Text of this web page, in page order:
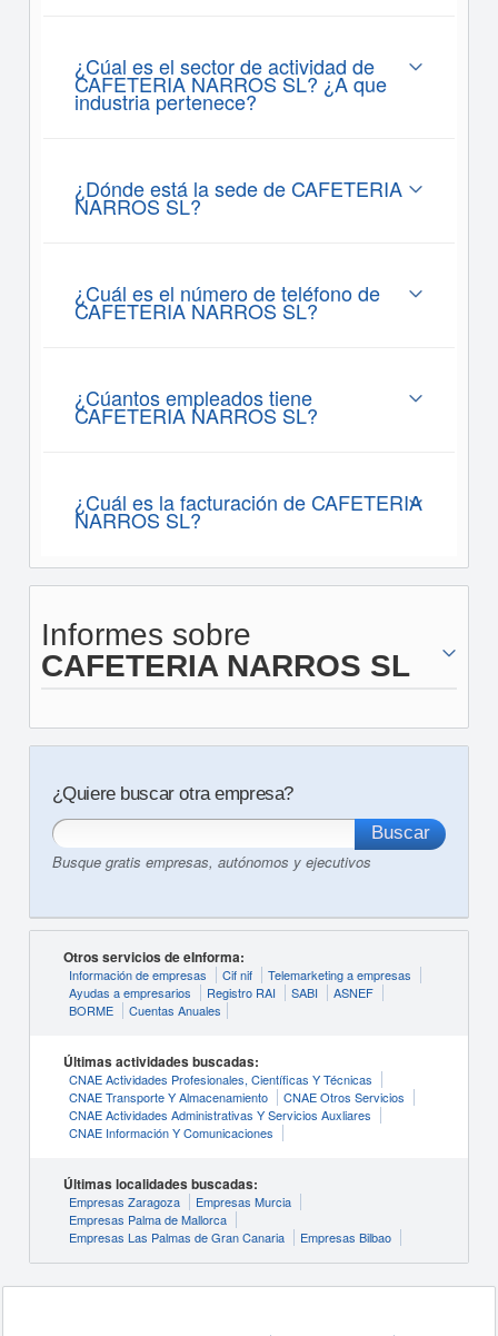
¿Cúal es el sector de actividad de
CAFETERIA NARROS SL? ¿A que
industria pertenece?
¿Dónde está la sede de CAFETERIA
NARROS SL?
¿Cuál es el número de teléfono de
CAFETERIA NARROS SL?
¿Cúantos empleados tiene
CAFETERIA NARROS SL?
¿Cuál es la facturación de CAFETERIA
NARROS SL?
Informes sobre
CAFETERIA NARROS SL
¿Quiere buscar otra empresa?
Busque gratis empresas, autónomos y ejecutivos
Otros servicios de eInforma:
Información de empresas Cif nif
Telemarketing a empresas
Ayudas a empresarios
Registro RAI SABI
ASNEF
BORME
Cuentas Anuales
Últimas actividades buscadas:
CNAE Actividades Profesionales, Científicas Y Técnicas
CNAE Transporte Y Almacenamiento
CNAE Otros Servicios
CNAE Actividades Administrativas Y Servicios Auxliares
CNAE Información Y Comunicaciones
Últimas localidades buscadas:
Empresas Zaragoza
Empresas Murcia
Empresas Palma de Mallorca
Empresas Las Palmas de Gran Canaria
Empresas Bilbao